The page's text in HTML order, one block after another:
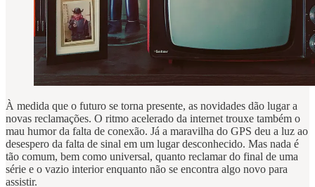
À medida que o futuro se torna presente, as novidades dão lugar a
novas reclamações. O ritmo acelerado da internet trouxe também o
mau humor da falta de conexão. Já a maravilha do GPS deu a luz ao
desespero da falta de sinal em um lugar desconhecido. Mas nada é
tão comum, bem como universal, quanto reclamar do final de uma
série e o vazio interior enquanto não se encontra algo novo para
assistir.